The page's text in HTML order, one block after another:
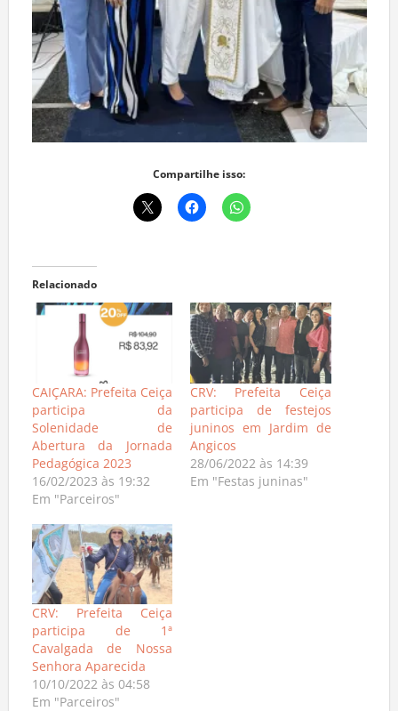
Compartilhe isso:
Relacionado
CAIÇARA: Prefeita Ceiça
participa da
Solenidade de
Abertura da Jornada
Pedagógica 2023
16/02/2023 às 19:32
Em "Parceiros"
CRV: Prefeita Ceiça
participa de festejos
juninos em Jardim de
Angicos
28/06/2022 às 14:39
Em "Festas juninas"
CRV: Prefeita Ceiça
participa de 1ª
Cavalgada de Nossa
Senhora Aparecida
10/10/2022 às 04:58
Em "Parceiros"